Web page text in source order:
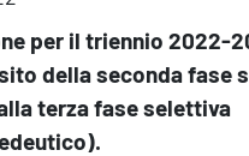
per il triennio 2022-
della seconda fase
terza fase selettiva